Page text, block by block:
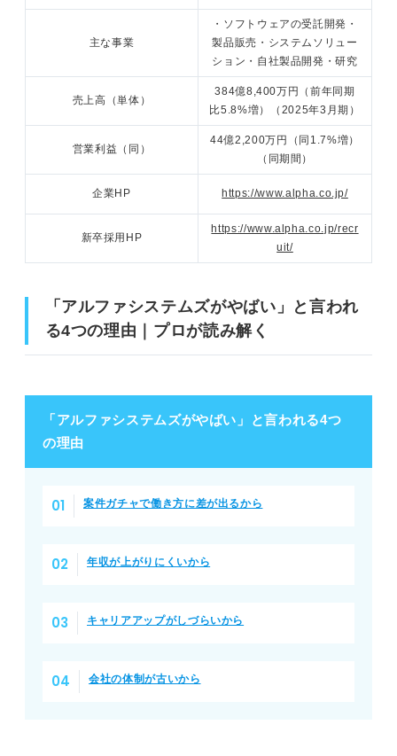
主な事業
・ソフトウェアの受託開発・
製品販売・システムソリュー
ション・自社製品開発・研究
売上高（単体）
384億8,400万円（前年同期
比5.8%増）（2025年3月期）
営業利益（同）
44億2,200万円（同1.7%増）
（同期間）
企業HP https://www.alpha.co.jp/
新卒採用HP
https://www.alpha.co.jp/recr
uit/
「アルファシステムズがやばい」と言われ
る4つの理由｜プロが読み解く
「アルファシステムズがやばい」と言われる4つ
の理由
案件ガチャで働き方に差が出るから
年収が上がりにくいから
キャリアアップがしづらいから
会社の体制が古いから